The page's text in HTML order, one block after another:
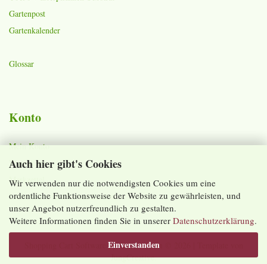
Auch hier gibt's Cookies
Wir verwenden nur die notwendigsten Cookies um eine
ordentliche Funktionsweise der Website zu gewährleisten, und
unser Angebot nutzerfreundlich zu gestalten.
Weitere Informationen finden Sie in unserer Datenschutzerklärung.
Einverstanden
Gartenpost
Gartenkalender
Glossar
Konto
Mein Konto
Warenkorb
Merkzettel
Lieferzeiten und Versandkosten
by Gambio.com © 2026 | Template von
JungCreative.